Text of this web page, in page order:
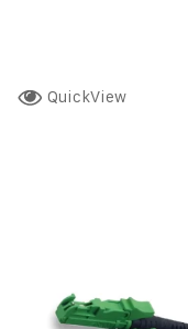
QuickView